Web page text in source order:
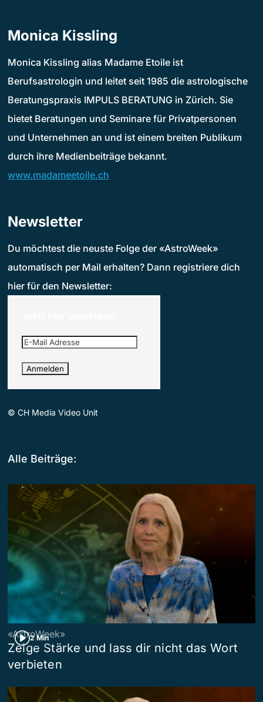
Monica Kissling
Monica Kissling alias Madame Etoile ist
Berufsastrologin und leitet seit 1985 die astrologische
Beratungspraxis IMPULS BERATUNG in Zürich. Sie
bietet Beratungen und Seminare für Privatpersonen
und Unternehmen an und ist einem breiten Publikum
durch ihre Medienbeiträge bekannt.
www.madameetoile.ch
Newsletter
Du möchtest die neuste Folge der «AstroWeek»
automatisch per Mail erhalten? Dann registriere dich
hier für den Newsletter:
© CH Media Video Unit
Alle Beiträge:
2 Min
«AstroWeek»
Zeige Stärke und lass dir nicht das Wort
verbieten